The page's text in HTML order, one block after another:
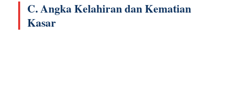
C. Angka Kelahiran dan Kematian
Kasar